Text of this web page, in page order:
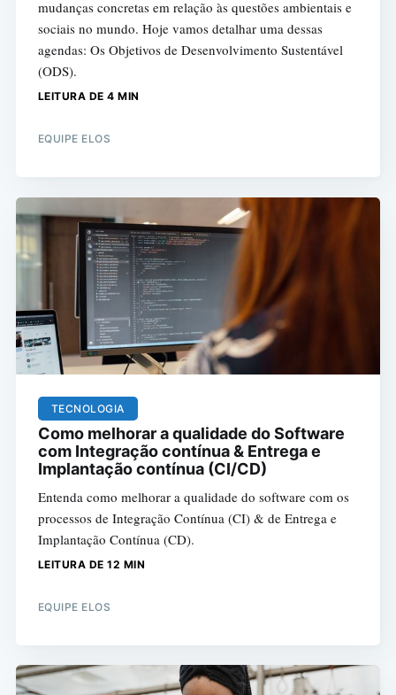
mudanças concretas em relação às questões ambientais e
sociais no mundo. Hoje vamos detalhar uma dessas
agendas: Os Objetivos de Desenvolvimento Sustentável
(ODS).
LEITURA DE 4 MIN
EQUIPE ELOS
TECNOLOGIA
Como melhorar a qualidade do Software
com Integração contínua & Entrega e
Implantação contínua (CI/CD)
Entenda como melhorar a qualidade do software com os
processos de Integração Contínua (CI) & de Entrega e
Implantação Contínua (CD).
LEITURA DE 12 MIN
EQUIPE ELOS